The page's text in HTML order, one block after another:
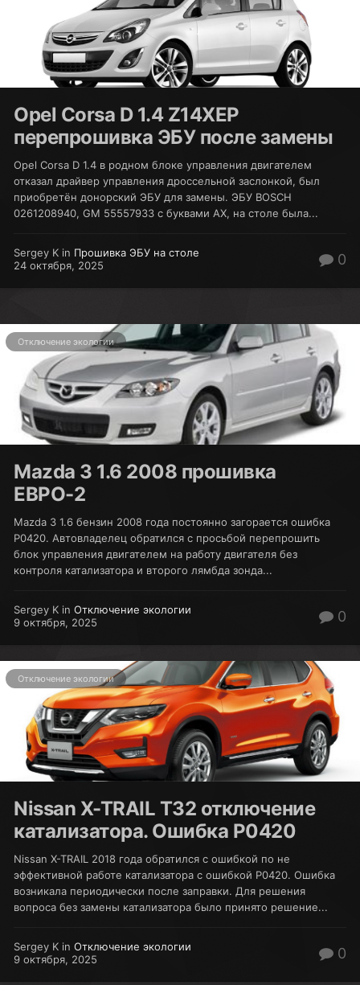
Opel Corsa D 1.4 Z14XEP
перепрошивка ЭБУ после замены
Opel Corsa D 1.4 в родном блоке управления двигателем
отказал драйвер управления дроссельной заслонкой, был
приобретён донорский ЭБУ для замены. ЭБУ BOSCH
0261208940, GM 55557933 с буквами AX, на столе была...
Sergey K in Прошивка ЭБУ на столе
24 октября, 2025
0
Отключение экологии
Mazda 3 1.6 2008 прошивка
ЕВРО-2
Mazda 3 1.6 бензин 2008 года постоянно загорается ошибка
P0420. Автовладелец обратился с просьбой перепрошить
блок управления двигателем на работу двигателя без
контроля катализатора и второго лямбда зонда...
Sergey K in Отключение экологии
9 октября, 2025
0
Отключение экологии
Nissan X-TRAIL T32 отключение
катализатора. Ошибка P0420
Nissan X-TRAIL 2018 года обратился с ошибкой по не
эффективной работе катализатора с ошибкой P0420. Ошибка
возникала периодически после заправки. Для решения
вопроса без замены катализатора было принято решение...
Sergey K in Отключение экологии
9 октября, 2025
0